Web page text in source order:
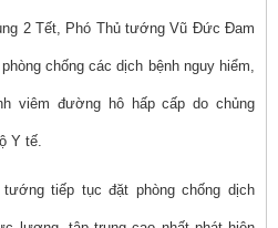
2 Tết, Phó Thủ tướng Vũ Đức Đam
chống các dịch bệnh nguy hiểm,
viêm đường hô hấp cấp do chủng
Y tế.
tiếp tục đặt phòng chống dịch